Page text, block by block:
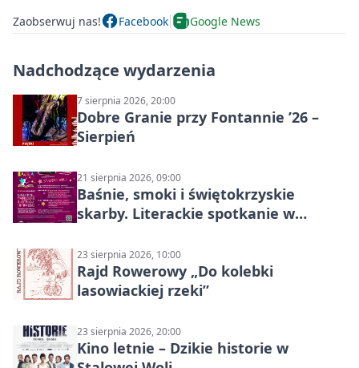
Zaobserwuj nas! Facebook Google News
Nadchodzące wydarzenia
7 sierpnia 2026, 20:00
Dobre Granie przy Fontannie ’26 –
Sierpień
21 sierpnia 2026, 09:00
Baśnie, smoki i świętokrzyskie
skarby. Literackie spotkanie w
23 sierpnia 2026, 10:00
Rajd Rowerowy „Do kolebki
lasowiackiej rzeki”
23 sierpnia 2026, 20:00
Kino letnie – Dzikie historie w